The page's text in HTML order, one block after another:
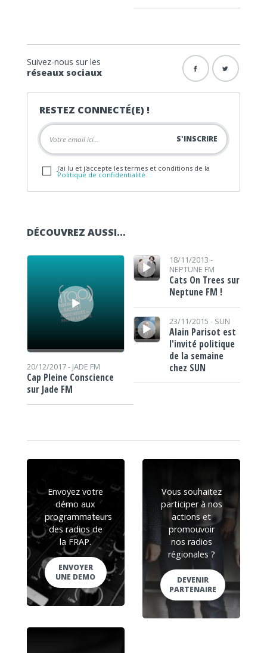
Suivez-nous sur les
réseaux sociaux
RESTEZ CONNECTÉ(E) !
J'ai lu et j'accepte les termes et conditions de la
Politique de confidentialité
DÉCOUVREZ AUSSI…
Lecteur audio
20/12/2017 - JADE FM
Cap Pleine Conscience
sur Jade FM
Lecteur audio18/11/2013 -
NEPTUNE FM
Cats On Trees sur
Neptune FM !
Lecteur audio
23/11/2015 - SUN
Alain Parisot est
l'invité politique
de la semaine
chez SUN
Envoyez votre
démo aux
programmateurs
des radios de
la FRAP.
ENVOYER
UNE DEMO
Vous souhaitez
participer à nos
actions et
promouvoir
nos radios
régionales ?
DEVENIR
PARTENAIRE